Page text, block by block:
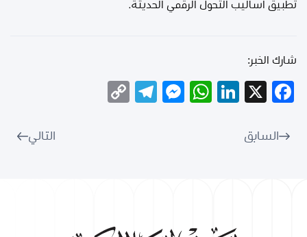
تطبيق اساليب التحول الرقمي الحديثة.
شارك الخبر:
Facebook
X
LinkedIn
WhatsApp
Messenger
Telegram
السابق التالي